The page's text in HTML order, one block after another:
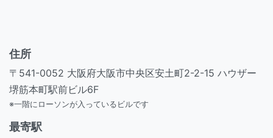
住所
〒541-0052 大阪府大阪市中央区安土町2-2-15 ハウザー
堺筋本町駅前ビル6F
※一階にローソンが入っているビルです
最寄駅